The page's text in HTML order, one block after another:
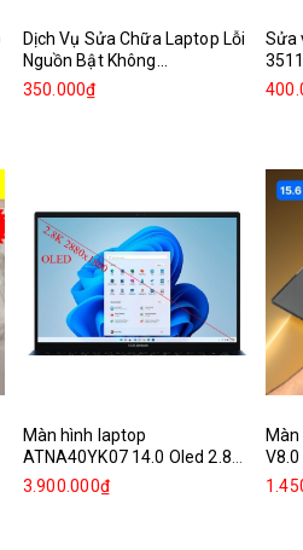
Dịch Vụ Sửa Chữa Laptop Lỗi
Nguồn Bật Không...
350.000₫
Sửa
Màn hình laptop
ATNA40YK07 14.0 Oled 2.8k
2880x1800
3.900.000₫
V8.0